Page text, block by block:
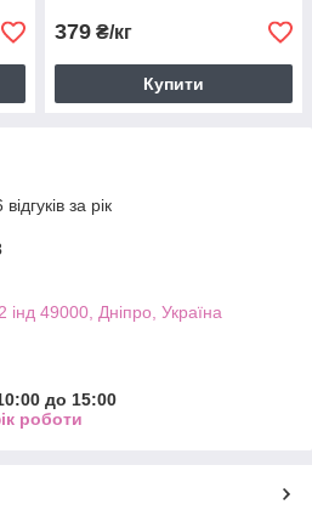
379 ₴/кг
Купити
за рік
інд 49000, Дніпро, Україна
до 15:00
роботи